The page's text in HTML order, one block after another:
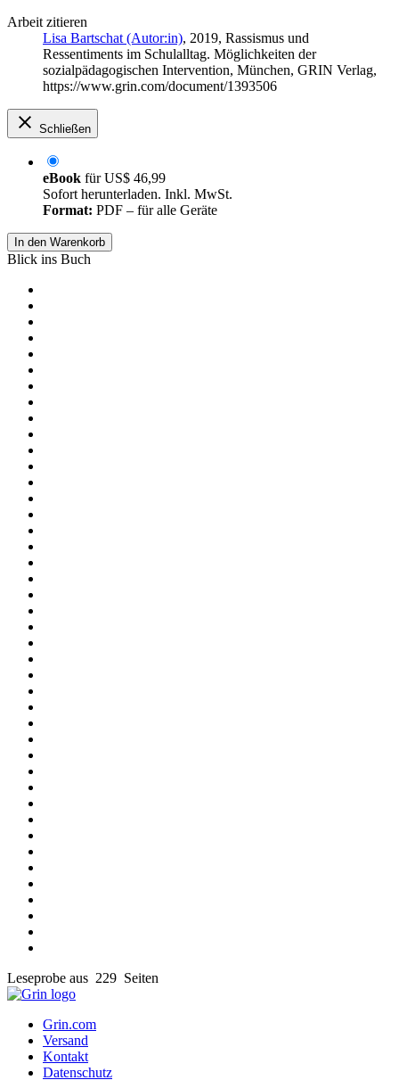
Arbeit zitieren
Lisa Bartschat (Autor:in), 2019, Rassismus und
Ressentiments im Schulalltag. Möglichkeiten der
sozialpädagogischen Intervention, München, GRIN Verlag,
https://www.grin.com/document/1393506
Schließen
eBook fürUS$ 46,99
Sofort herunterladen. Inkl. MwSt.
Format: PDF – für alle Geräte
In den Warenkorb
Blick ins Buch
Leseprobe aus 229 Seiten
Grin.com
Versand
Kontakt
Datenschutz